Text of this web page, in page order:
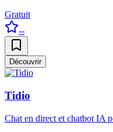
Gratuit
--
Découvrir
Tidio
Chat en direct et chatbot IA